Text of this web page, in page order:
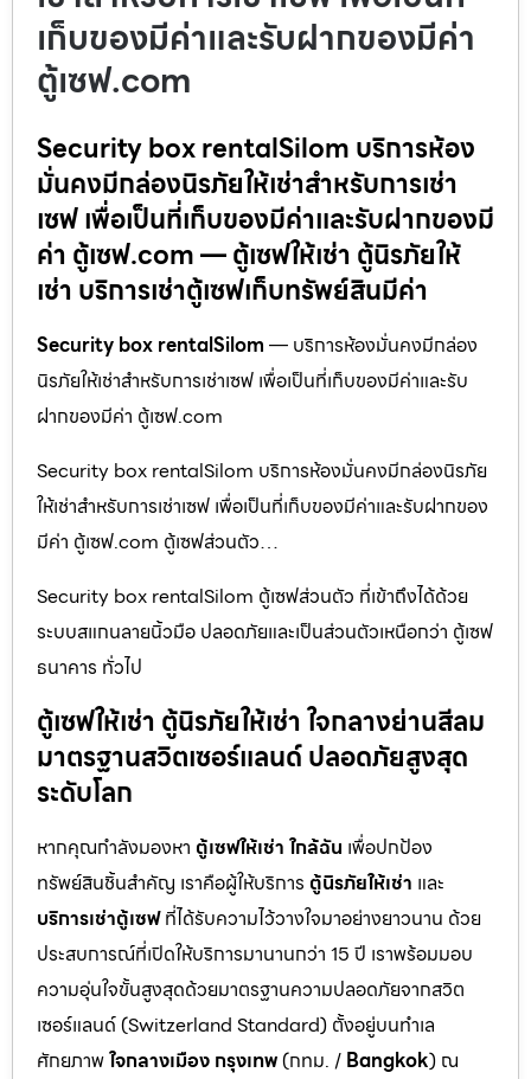
เก็บของมีค่าและรับฝากของมีค่า
ตู้เซฟ.com
Security box rentalSilom บริการห้อง
มั่นคงมีกล่องนิรภัยให้เช่าสำหรับการเช่า
เซฟ เพื่อเป็นที่เก็บของมีค่าและรับฝากของมี
ค่า ตู้เซฟ.com — ตู้เซฟให้เช่า ตู้นิรภัยให้
เช่า บริการเช่าตู้เซฟเก็บทรัพย์สินมีค่า
Security box rentalSilom — บริการห้องมั่นคงมีกล่อง
นิรภัยให้เช่าสำหรับการเช่าเซฟ เพื่อเป็นที่เก็บของมีค่าและรับ
ฝากของมีค่า ตู้เซฟ.com
Security box rentalSilom บริการห้องมั่นคงมีกล่องนิรภัย
ให้เช่าสำหรับการเช่าเซฟ เพื่อเป็นที่เก็บของมีค่าและรับฝากของ
มีค่า ตู้เซฟ.com ตู้เซฟส่วนตัว…
Security box rentalSilom ตู้เซฟส่วนตัว ที่เข้าถึงได้ด้วย
ระบบสแกนลายนิ้วมือ ปลอดภัยและเป็นส่วนตัวเหนือกว่า ตู้เซฟ
ธนาคาร ทั่วไป
ตู้เซฟให้เช่า ตู้นิรภัยให้เช่า ใจกลางย่านสีลม
มาตรฐานสวิตเซอร์แลนด์ ปลอดภัยสูงสุด
ระดับโลก
หากคุณกำลังมองหา ตู้เซฟให้เช่า ใกล้ฉัน เพื่อปกป้อง
ทรัพย์สินชิ้นสำคัญ เราคือผู้ให้บริการ ตู้นิรภัยให้เช่า และ
บริการเช่าตู้เซฟที่ได้รับความไว้วางใจมาอย่างยาวนาน ด้วย
ประสบการณ์ที่เปิดให้บริการมานานกว่า 15 ปี เราพร้อมมอบ
ความอุ่นใจขั้นสูงสุดด้วยมาตรฐานความปลอดภัยจากสวิต
เซอร์แลนด์ (Switzerland Standard) ตั้งอยู่บนทำเล
ศักยภาพใจกลางเมือง กรุงเทพ(กทม. / Bangkok) ณ